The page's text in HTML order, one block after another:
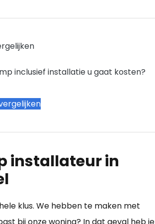
inclusief installatie u gaat kosten?
installateur in
klus. We hebben te maken met